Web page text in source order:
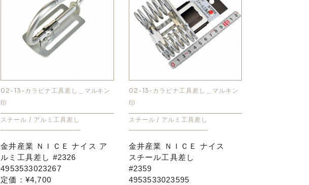
02-13-カラビナ工具差し＿マルキン
印
スチール / アルミ工具差し
金井産業 ＮＩＣＥ ナイス ア
ルミ工具差し #2326
4953533023267
定価：¥4,700
02-13-カラビナ工具差し＿マルキン
印
スチール / アルミ工具差し
金井産業 ＮＩＣＥ ナイス
スチール工具差し
#2359
4953533023595